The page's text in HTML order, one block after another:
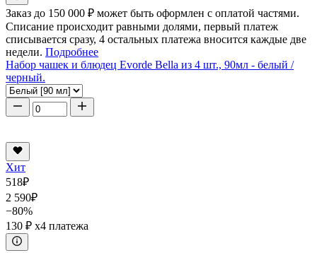
Заказ до 150 000 ₽ может быть оформлен с оплатой частями.
Списание происходит равными долями, первый платеж
списывается сразу, 4 остальных платежа вносится каждые две
недели. Подробнее
Набор чашек и блюдец Evorde Bella из 4 шт., 90мл - белый /
черный.
Хит
518₽
2 590₽
−80%
130 ₽ x4 платежа